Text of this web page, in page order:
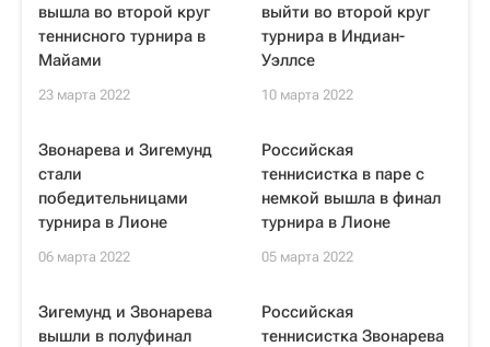
вышла во второй круг
теннисного турнира в
Майами
23 марта 2022
выйти во второй круг
турнира в Индиан-
Уэллсе
10 марта 2022
Звонарева и Зигемунд
стали
победительницами
турнира в Лионе
06 марта 2022
Российская
теннисистка в паре с
немкой вышла в финал
турнира в Лионе
05 марта 2022
Зигемунд и Звонарева
вышли в полуфинал
Российская
теннисистка Звонарева